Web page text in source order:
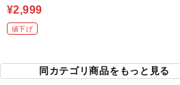
キャラクターTシャツ
¥2,999
値下げ
同カテゴリ商品をもっと見る